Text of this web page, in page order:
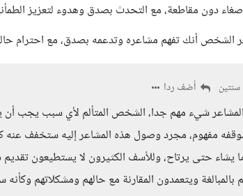
دون مقاطعة، مع التحدث بصدق وهدوء لتعزيز
الشخص أنك تفهم مشاعره وتدعمه بصدق، مع احترام
سنتين أضف ردا
شيء مهم جدا، الشخص المتألم لأي سبب يجب
مفهوم، مجرد وصول هذه المشاعر إليه ستخفف عنه
يشاء حتى يرتاح، وللأسف الكثيرون لا يستطيعون
ويتعمدون المقارنة مع حالهم ومشكلاتهم